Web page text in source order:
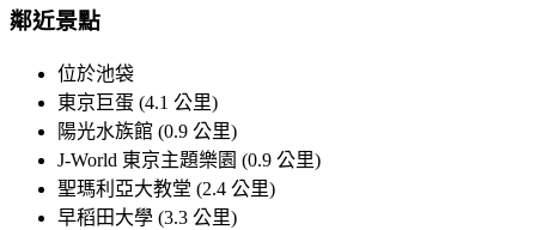
鄰近景點
位於池袋
東京巨蛋 (4.1 公里)
陽光水族館 (0.9 公里)
J-World 東京主題樂園 (0.9 公里)
聖瑪利亞大教堂 (2.4 公里)
早稻田大學 (3.3 公里)